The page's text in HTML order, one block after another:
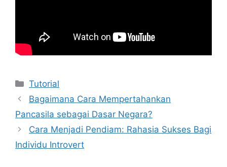
Kategori
Tutorial
Bagaimana Cara Mempertahankan
Pancasila sebagai Dasar Negara?
Cara Menjadi Pendiam: Rahasia Sukses Bagi
Individu Introvert